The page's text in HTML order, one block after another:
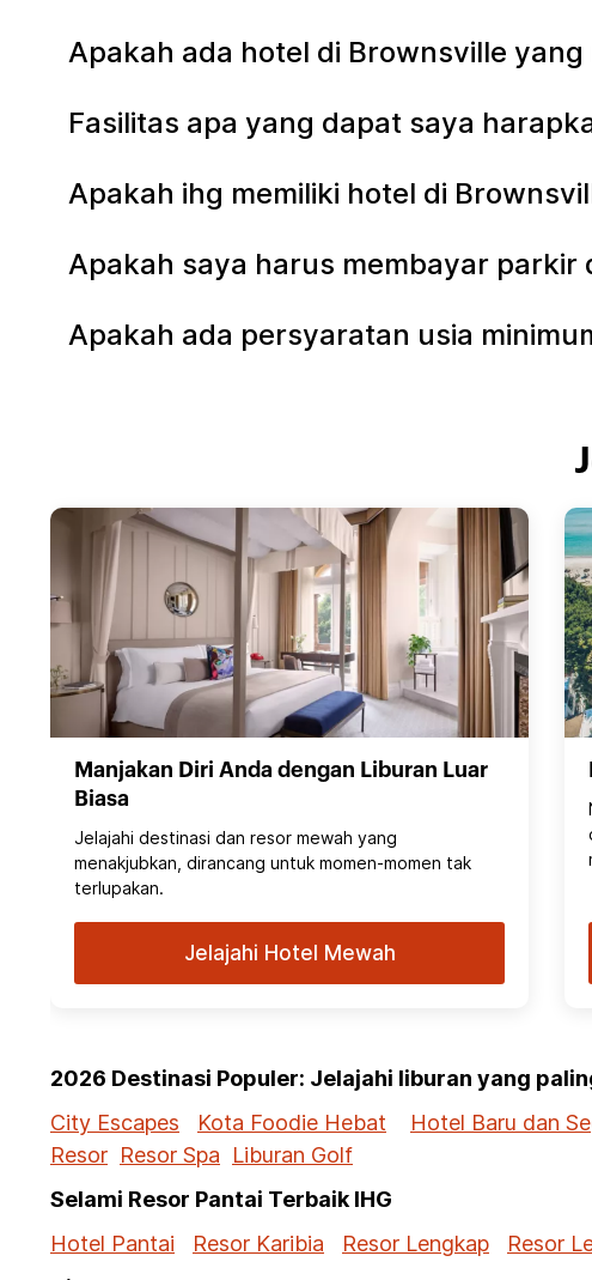
Apakah ada hotel di Brownsville
Fasilitas apa yang dapat saya
Apakah ihg memiliki hotel di
Apakah saya harus membayar parkir
Apakah ada persyaratan usia
Manjakan Diri Anda dengan Liburan Luar
Biasa
Jelajahi destinasi dan resor mewah yang
menakjubkan, dirancang untuk momen-momen tak
terlupakan.
Jelajahi Hotel Mewah
2026 Destinasi Populer: Jelajahi liburan yang
City Escapes
Kota Foodie Hebat Hotel Baru dan
Resor Resor Spa
Liburan Golf
Selami Resor Pantai Terbaik IHG
Hotel Pantai
Resor Karibia Resor Lengkap Resor